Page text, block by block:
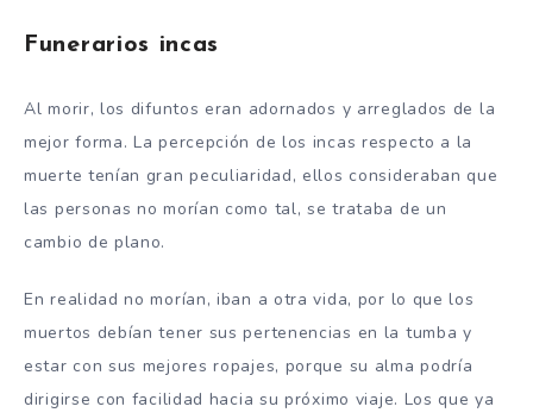
Funerarios incas
Al morir, los difuntos eran adornados y arreglados de la
mejor forma. La percepción de los incas respecto a la
muerte tenían gran peculiaridad, ellos consideraban que
las personas no morían como tal, se trataba de un
cambio de plano.
En realidad no morían, iban a otra vida, por lo que los
muertos debían tener sus pertenencias en la tumba y
estar con sus mejores ropajes, porque su alma podría
dirigirse con facilidad hacia su próximo viaje. Los que ya